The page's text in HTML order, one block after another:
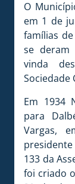
O
em 1 de
famílias
se deram
vinda
Sociedade
Em 1934
para
Vargas,
presidente
133 da
foi criado